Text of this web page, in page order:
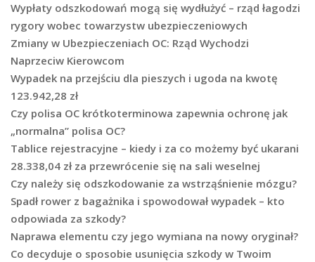
Wypłaty odszkodowań mogą się wydłużyć – rząd łagodzi
rygory wobec towarzystw ubezpieczeniowych
Zmiany w Ubezpieczeniach OC: Rząd Wychodzi
Naprzeciw Kierowcom
Wypadek na przejściu dla pieszych i ugoda na kwotę
123.942,28 zł
Czy polisa OC krótkoterminowa zapewnia ochronę jak
„normalna” polisa OC?
Tablice rejestracyjne – kiedy i za co możemy być ukarani
28.338,04 zł za przewrócenie się na sali weselnej
Czy należy się odszkodowanie za wstrząśnienie mózgu?
Spadł rower z bagażnika i spowodował wypadek – kto
odpowiada za szkody?
Naprawa elementu czy jego wymiana na nowy oryginał?
Co decyduje o sposobie usunięcia szkody w Twoim